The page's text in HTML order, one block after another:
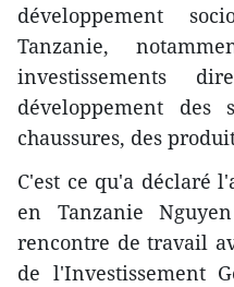
développement
Tanzanie,
investissements
développement des
chaussures, des
C'est ce qu'a déclaré
en Tanzanie
rencontre de travail
de l'Investissement